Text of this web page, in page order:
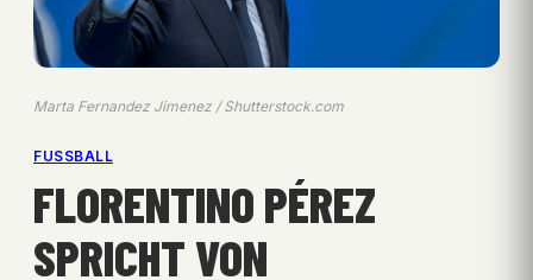
Marta Fernandez Jimenez / Shutterstock.com
FUSSBALL
FLORENTINO PÉREZ
SPRICHT VON